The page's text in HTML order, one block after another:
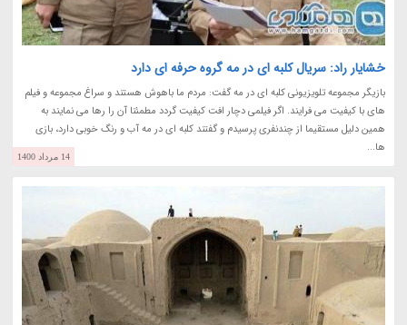
خشایار راد: سریال کلبه ای در مه گروه حرفه ای دارد
بازیگر مجموعه تلویزیونی کلبه ای در مه گفت: مردم ما باهوش هستند و سراغ مجموعه و فیلم
های با کیفیت می فرایند. اگر فیلمی دچار افت کیفیت گردد مطمئنا آن را رها می نمایند به
همین دلیل مستقیما از چندنفری پرسیدم و گفتند کلبه ای در مه آب و رنگ خوبی دارد، بازی
ها...
14 مرداد 1400